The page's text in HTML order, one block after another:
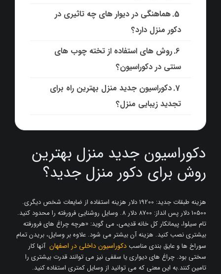
هماهنگی در دیوار های چه تاثیری در
دکور منزل دارد؟
روش های استفاده از تخته چوب های
سنتی در دکوراسیون؟
دکوراسیون جدید منزل بهترین راه برای
تجدید زیبایی منزل؟
دکوراسیون جدید منزل بهترین
روش برای دکور منزل جدید؟
هزینه طبقات جدید: 19200 دلار هزینه استفاده از ضایعات شخص دیگری.
10500 دلار پس انداز: 8700 دلار 8. وسایل روشنایی فرورفته را محدود کنید.
تام سیلوا، پیمانکار کل خانه قدیمی، می گوید: «هرچه چراغ های فرورفته
بیشتری نصب کنید. هزینه آن بیشتر می شود. علاوه بر وسایل، بریدن تمام
سوراخ ها و عایق بندی مناسب دکوراسیون داخلی در اصفهان آنها کار
سختی بود. چراغ های دیواری یا سقفی نیز می توانند قدرت بیشتری را
تامین کنند.به این معنی که می توانید از وسایل کمتری استفاده کنید.